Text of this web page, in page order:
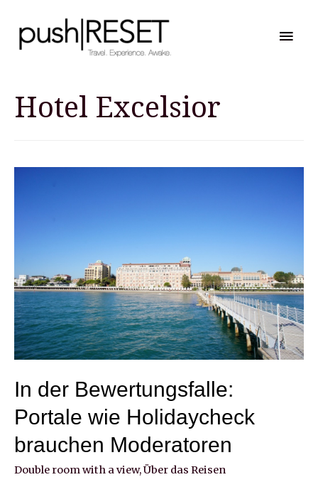
Hotel Excelsior
In der Bewertungsfalle:
Portale wie Holidaycheck
brauchen Moderatoren
Double room with a view,Über das Reisen